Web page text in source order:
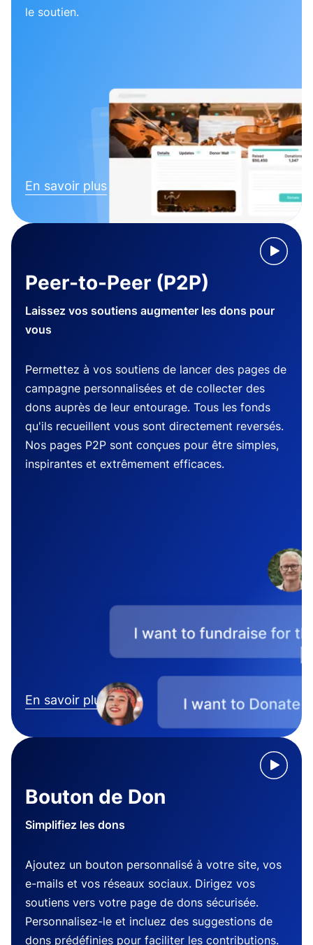
le soutien.
En savoir plus
Peer-to-Peer (P2P)
Laissez vos soutiens augmenter les dons pour
vous
Permettez à vos soutiens de lancer des pages de
campagne personnalisées et de collecter des
dons auprès de leur entourage. Tous les fonds
qu'ils recueillent vous sont directement reversés.
Nos pages P2P sont conçues pour être simples,
inspirantes et extrêmement efficaces.
En savoir plus
Bouton de Don
Simplifiez les dons
Ajoutez un bouton personnalisé à votre site, vos
e-mails et vos réseaux sociaux. Dirigez vos
soutiens vers votre page de dons sécurisée.
Personnalisez-le et incluez des suggestions de
dons prédéfinies pour faciliter les contributions.